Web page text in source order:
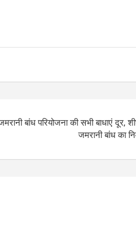
बांध परियोजना की सभी बाधाएं दूर,
जमरानी बांध का